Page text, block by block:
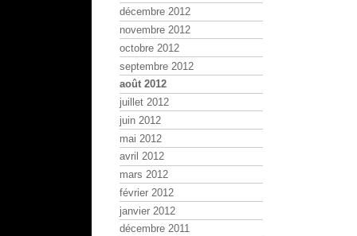
décembre 2012
novembre 2012
octobre 2012
septembre 2012
août 2012
juillet 2012
juin 2012
mai 2012
avril 2012
mars 2012
février 2012
janvier 2012
décembre 2011